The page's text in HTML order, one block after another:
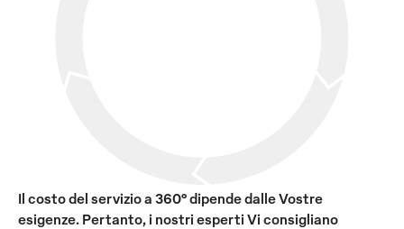
Il costo del servizio a 360° dipende dalle Vostre
esigenze. Pertanto, i nostri esperti Vi consigliano